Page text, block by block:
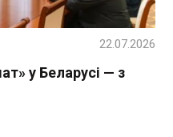
у Беларусі — з
22.07.2026